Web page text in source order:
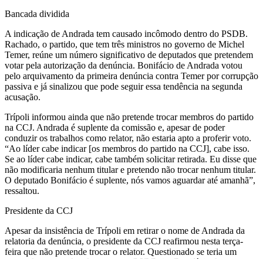
Bancada dividida
A indicação de Andrada tem causado incômodo dentro do PSDB.
Rachado, o partido, que tem três ministros no governo de Michel
Temer, reúne um número significativo de deputados que pretendem
votar pela autorização da denúncia. Bonifácio de Andrada votou
pelo arquivamento da primeira denúncia contra Temer por corrupção
passiva e já sinalizou que pode seguir essa tendência na segunda
acusação.
Trípoli informou ainda que não pretende trocar membros do partido
na CCJ. Andrada é suplente da comissão e, apesar de poder
conduzir os trabalhos como relator, não estaria apto a proferir voto.
“Ao líder cabe indicar [os membros do partido na CCJ], cabe isso.
Se ao líder cabe indicar, cabe também solicitar retirada. Eu disse que
não modificaria nenhum titular e pretendo não trocar nenhum titular.
O deputado Bonifácio é suplente, nós vamos aguardar até amanhã”,
ressaltou.
Presidente da CCJ
Apesar da insistência de Trípoli em retirar o nome de Andrada da
relatoria da denúncia, o presidente da CCJ reafirmou nesta terça-
feira que não pretende trocar o relator. Questionado se teria um